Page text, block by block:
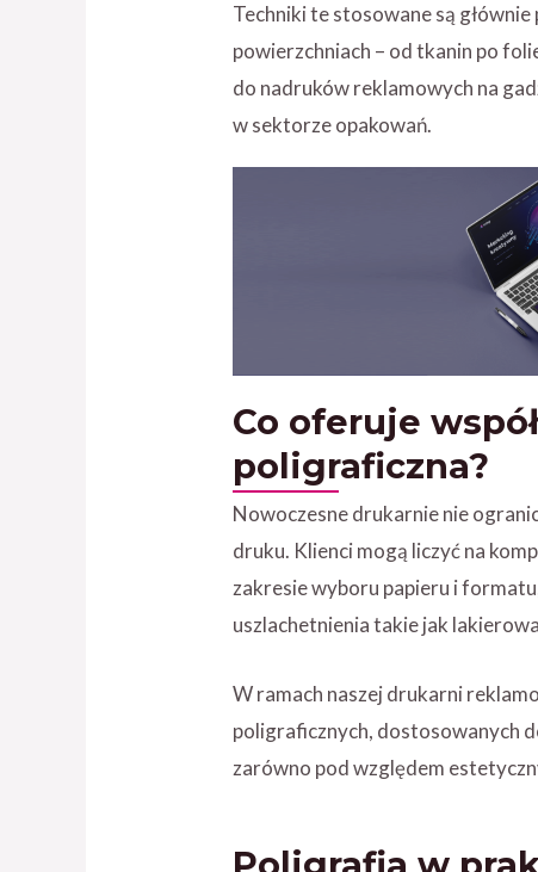
Techniki te stosowane są
powierzchniach – od tkanin po
do nadruków reklamowych na
w sektorze opakowań.
Co oferuje
poligraficzna?
Nowoczesne drukarnie nie
druku. Klienci mogą liczyć na
zakresie wyboru papieru i
uszlachetnienia takie jak
W ramach naszej drukarni
poligraficznych, dostosowanych
zarówno pod względem